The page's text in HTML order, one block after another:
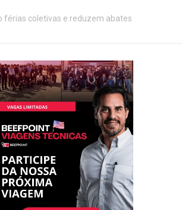
férias coletivas e reduzem abates